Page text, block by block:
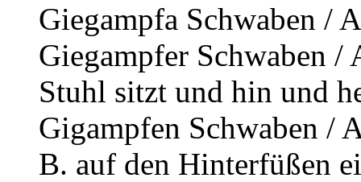
Giegampfa Schwaben /
Giegampfer Schwaben /
Stuhl sitzt und hin und
Gigampfen Schwaben /
B. auf den Hinterfüßen